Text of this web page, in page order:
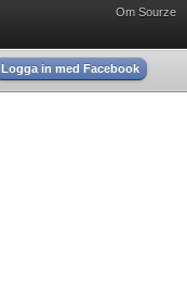
Om Sourze
Logga in med Facebook